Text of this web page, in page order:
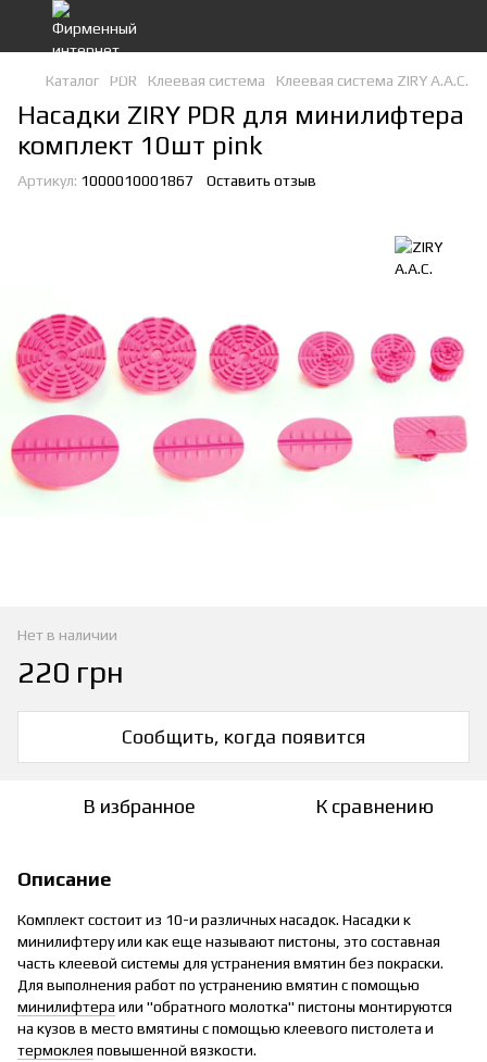
Каталог PDR Клеевая система Клеевая система ZIRY A.A.C.
Насадки ZIRY PDR для минилифтера
комплект 10шт pink
Артикул: 1000010001867 Оставить отзыв
Нет в наличии
220 грн
Сообщить, когда появится
В избранное К сравнению
Описание
Комплект состоит из 10-и различных насадок. Насадки к
минилифтеру или как еще называют пистоны, это составная
часть клеевой системы для устранения вмятин без покраски.
Для выполнения работ по устранению вмятин с помощью
минилифтера или "обратного молотка" пистоны монтируются
на кузов в место вмятины с помощью клеевого пистолета и
термоклея повышенной вязкости.